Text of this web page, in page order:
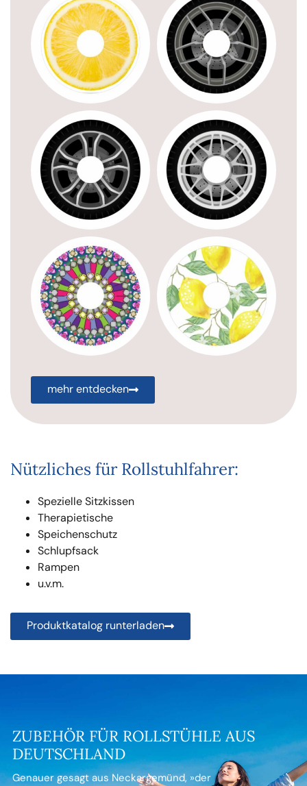
mehr entdecken
Nützliches für Rollstuhlfahrer:
Spezielle Sitzkissen
Therapietische
Speichenschutz
Schlupfsack
Rampen
u.v.m.
Produktkatalog runterladen
ZUBEHÖR FÜR ROLLSTÜHLE AUS
DEUTSCHLAND
Genauer gesagt aus Neckargemünd, »der